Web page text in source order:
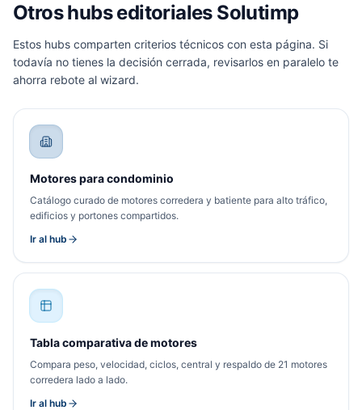
Otros hubs editoriales Solutimp
Estos hubs comparten criterios técnicos con esta página. Si
todavía no tienes la decisión cerrada, revisarlos en paralelo te
ahorra rebote al wizard.
Motores para condominio
Catálogo curado de motores corredera y batiente para alto tráfico,
edificios y portones compartidos.
Ir al hub
Tabla comparativa de motores
Compara peso, velocidad, ciclos, central y respaldo de 21 motores
corredera lado a lado.
Ir al hub